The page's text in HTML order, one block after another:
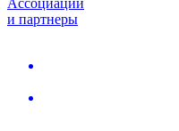
Ассоциации
и партнеры